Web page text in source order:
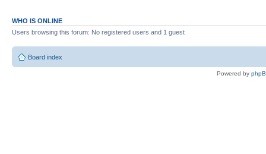
WHO IS ONLINE
Users browsing this forum: No registered users and 1 guest
Board index
Powered by